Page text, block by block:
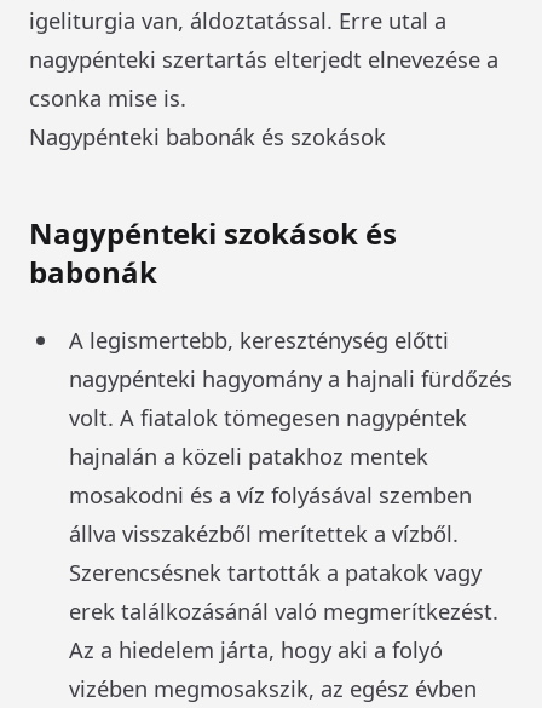
igeliturgia van, áldoztatással. Erre utal a
nagypénteki szertartás elterjedt elnevezése a
csonka mise is.
Nagypénteki babonák és szokások
Nagypénteki szokások és
babonák
A legismertebb, kereszténység előtti
nagypénteki hagyomány a hajnali fürdőzés
volt. A fiatalok tömegesen nagypéntek
hajnalán a közeli patakhoz mentek
mosakodni és a víz folyásával szemben
állva visszakézből merítettek a vízből.
Szerencsésnek tartották a patakok vagy
erek találkozásánál való megmerítkezést.
Az a hiedelem járta, hogy aki a folyó
vizében megmosakszik, az egész évben